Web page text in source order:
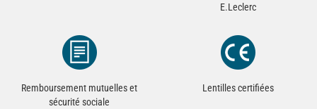
E.Leclerc
Remboursement mutuelles et
sécurité sociale
Lentilles certifiées